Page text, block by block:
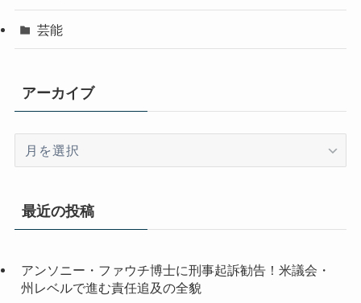
芸能
アーカイブ
イ
最近の投稿
アンソニー・ファウチ博士に刑事起訴勧告！米議会・
州レベルで進む責任追及の全貌